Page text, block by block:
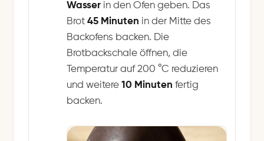
Wasser in den Ofen geben. Das
Brot 45 Minuten in der Mitte des
Backofens backen. Die
Brotbackschale öffnen, die
Temperatur auf 200 °C reduzieren
und weitere 10 Minuten fertig
backen.